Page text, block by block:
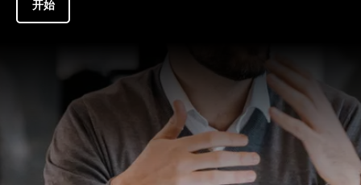
开始